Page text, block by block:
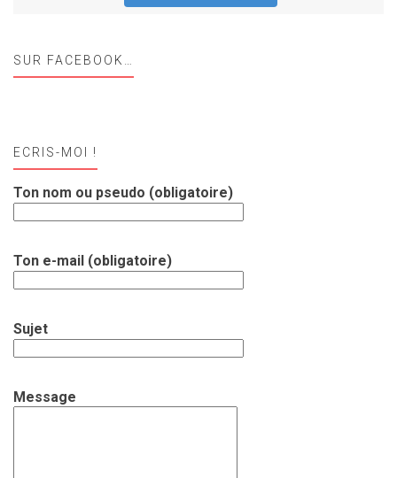
SUR FACEBOOK…
ECRIS-MOI !
Ton nom ou pseudo (obligatoire)
Ton e-mail (obligatoire)
Sujet
Message